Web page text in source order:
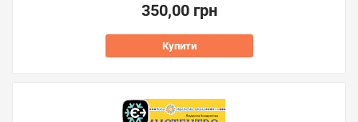
350,00 грн
Купити